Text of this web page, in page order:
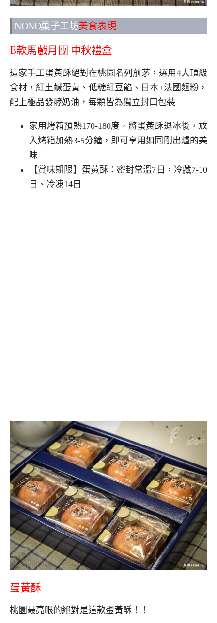
NONO菓子工坊美食表現
B款馬戲月團 中秋禮盒
這家手工蛋黃酥絕對在桃園名列前茅，選用4大頂級
食材，紅土鹹蛋黃、低糖紅豆餡、日本+法國麵粉，
配上極品發酵奶油，每顆皆為獨立封口包裝
家用烤箱預熱170-180度，將蛋黃酥退冰後，放
入烤箱加熱3-5分鐘，即可享用如同剛出爐的美
味
【賞味期限】蛋黃酥：密封常溫7日，冷藏7-10
日、冷凍14日
蛋黃酥
桃園最亮眼的絕對是這款蛋黃酥！！